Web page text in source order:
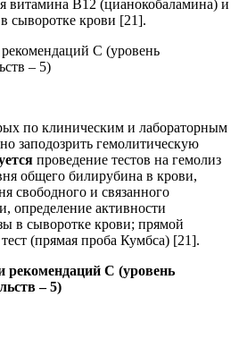
витамина В12 (цианокобаламина) и
сыворотке крови [21].
С (уровень
– 5)
по клиническим и лабораторным
заподозрить гемолитическую
проведение тестов на гемолиз
общего билирубина в крови,
свободного и связанного
определение активности
в сыворотке крови; прямой
(прямая проба Кумбса) [21].
рекомендаций С (уровень
– 5)